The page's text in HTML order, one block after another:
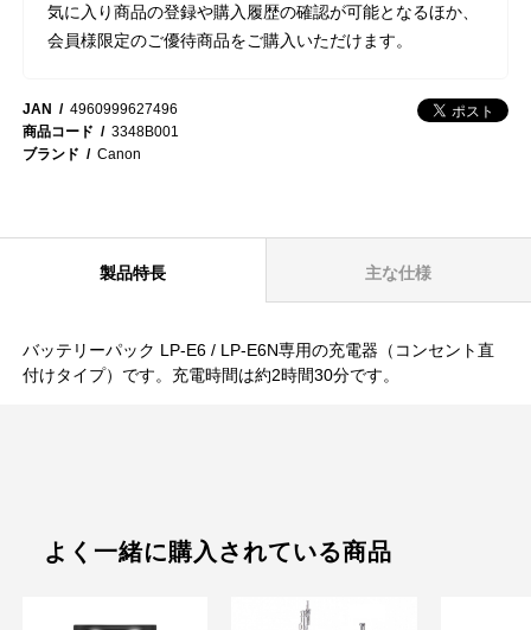
気に入り商品の登録や購入履歴の確認が可能となるほか、
会員様限定のご優待商品をご購入いただけます。
JAN
4960999627496
商品コード
3348B001
ブランド
Canon
製品特長 主な仕様
バッテリーパック LP-E6 / LP-E6N専用の充電器（コンセント直
付けタイプ）です。充電時間は約2時間30分です。
よく一緒に購入されている商品